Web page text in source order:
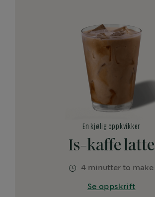
Is-kaffe latte
En kjølig oppkvikker
4 minutter to make
Se oppskrift